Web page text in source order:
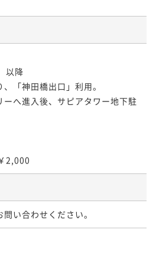
以降
「神田橋出口」利用。
ーへ進入後、サピアタワー地下駐
2,000
い合わせください。